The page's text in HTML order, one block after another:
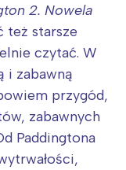
2. Nowela
też starsze
czytać. W
i zabawną
przygód,
zabawnych
Paddingtona